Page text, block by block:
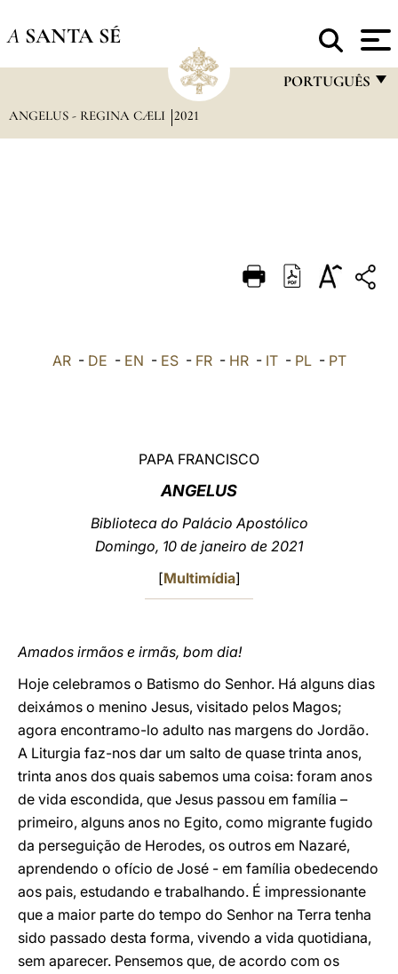
A SANTA SÉ
PORTUGUÊS
DEUTSCH
العربيّة
ANGELUS - REGINA CÆLI 2021
AR- DE - EN - ES- FR- HR- IT- PL- PT
PAPA FRANCISCO
ANGELUS
Biblioteca do Palácio Apostólico
Domingo, 10 de janeiro de 2021
[Multimídia]
Amados irmãos e irmãs, bom dia!
Hoje celebramos o Batismo do Senhor. Há alguns dias
deixámos o menino Jesus, visitado pelos Magos;
agora encontramo-lo adulto nas margens do Jordão.
A Liturgia faz-nos dar um salto de quase trinta anos,
trinta anos dos quais sabemos uma coisa: foram anos
de vida escondida, que Jesus passou em família –
primeiro, alguns anos no Egito, como migrante fugido
da perseguição de Herodes, os outros em Nazaré,
aprendendo o ofício de José - em família obedecendo
aos pais, estudando e trabalhando. É impressionante
que a maior parte do tempo do Senhor na Terra tenha
sido passado desta forma, vivendo a vida quotidiana,
sem aparecer. Pensemos que, de acordo com os